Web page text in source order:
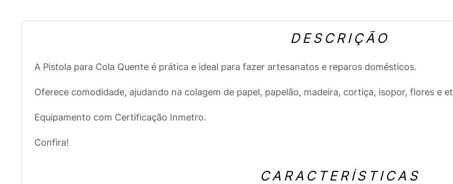
DESCRIÇÃO
A Pistola para Cola Quente é prática e ideal para fazer artesanatos e reparos domésticos.
Oferece comodidade, ajudando na colagem de papel, papelão, madeira, cortiça, isopor, flores e
Equipamento com Certificação Inmetro.
Confira!
CARACTERÍSTICAS